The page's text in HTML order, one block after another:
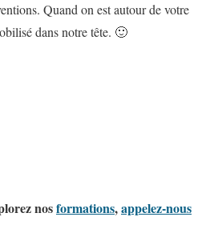
Quand on est autour de votre
dans notre tête. 🙂
nosformations,appelez-nous